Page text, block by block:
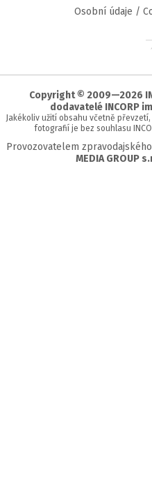
Osobní údaje /
Copyright © 2009—2026
dodavatelé INCORP
Jakékoliv užití obsahu včetně
fotografií je bez souhlasu
Provozovatelem
MEDIA GROUP